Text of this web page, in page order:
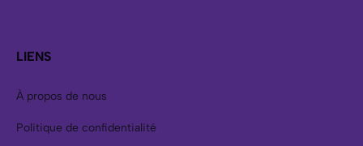
LIENS
À propos de nous
Politique de confidentialité